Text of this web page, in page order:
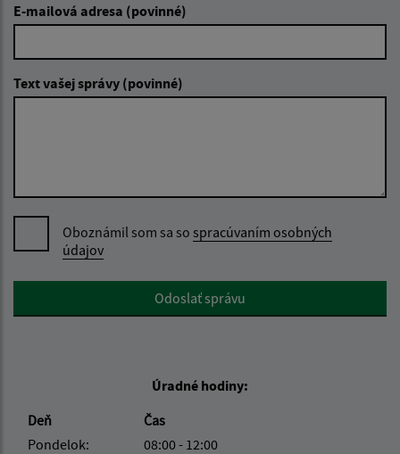
E-mailová adresa (povinné)
Text vašej správy (povinné)
Oboznámil som sa so spracúvaním osobných
údajov
Google reCaptcha ResponseOdoslať správu
Úradné hodiny:
Deň
Čas
Pondelok:
08:00 - 12:00